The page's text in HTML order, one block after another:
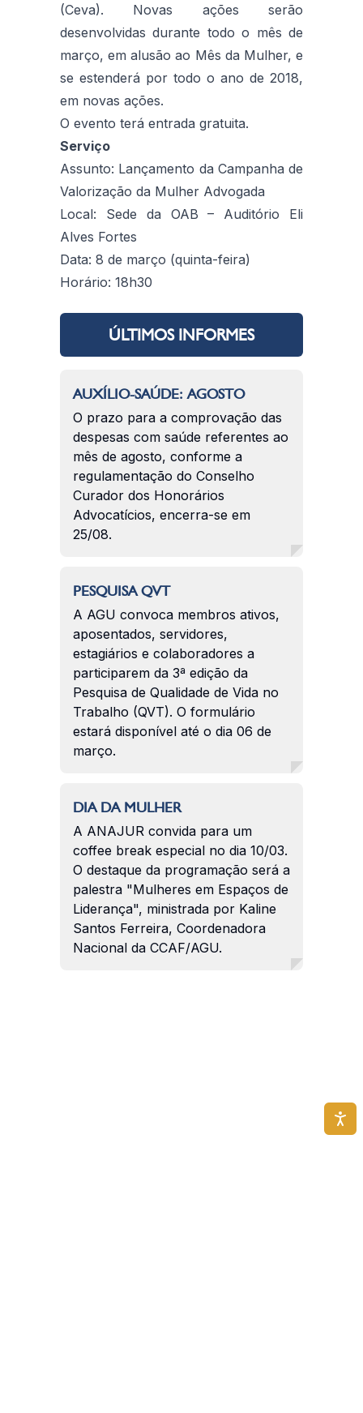
(Ceva). Novas ações serão
desenvolvidas durante todo o mês de
março, em alusão ao Mês da Mulher, e
se estenderá por todo o ano de 2018,
em novas ações.
O evento terá entrada gratuita.
Serviço
Assunto: Lançamento da Campanha de
Valorização da Mulher Advogada
Local: Sede da OAB – Auditório Eli
Alves Fortes
Data: 8 de março (quinta-feira)
Horário: 18h30
ÚLTIMOS INFORMES
AUXÍLIO-SAÚDE: AGOSTO
O prazo para a comprovação das
despesas com saúde referentes ao
mês de agosto, conforme a
regulamentação do Conselho
Curador dos Honorários
Advocatícios, encerra-se em
25/08.
PESQUISA QVT
A AGU convoca membros ativos,
aposentados, servidores,
estagiários e colaboradores a
participarem da 3ª edição da
Pesquisa de Qualidade de Vida no
Trabalho (QVT). O formulário
estará disponível até o dia 06 de
março.
DIA DA MULHER
A ANAJUR convida para um
coffee break especial no dia 10/03.
O destaque da programação será a
palestra "Mulheres em Espaços de
Liderança", ministrada por Kaline
Santos Ferreira, Coordenadora
Nacional da CCAF/AGU.